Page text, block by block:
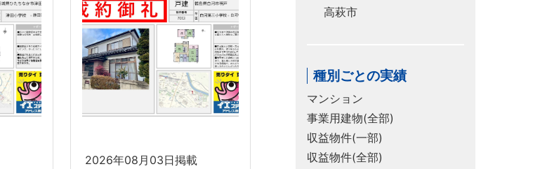
2026年08月03日掲載
高萩市
種別ごとの実績
マンション
事業用建物(全部)
収益物件(一部)
収益物件(全部)